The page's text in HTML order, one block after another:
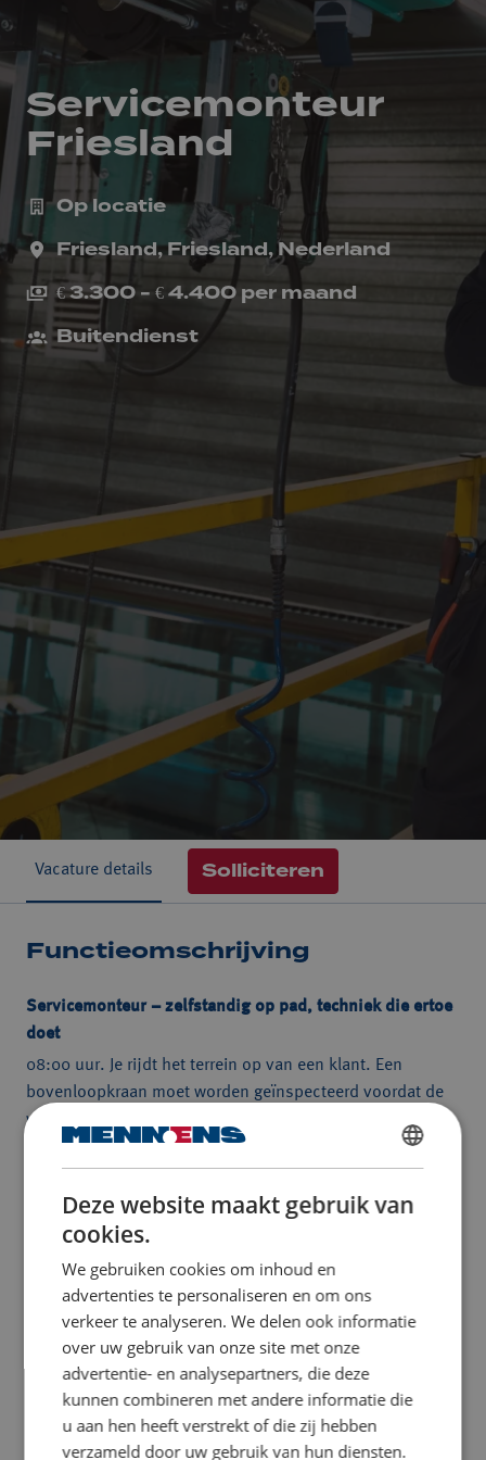
Servicemonteur
Friesland
Op locatie
Friesland , Friesland , Nederland
€ 3.300 - € 4.400 per maand
Buitendienst
Vacature details Solliciteren
Functieomschrijving
Servicemonteur – zelfstandig op pad, techniek die ertoe
doet
08:00 uur. Je rijdt het terrein op van een klant. Een
bovenloopkraan moet worden geïnspecteerd voordat de
werkzaamheden verder kunnen. Je meldt je aan, loopt
samen met de klant de situatie door en gaat aan de slag.
hijsmiddelen en lost storingen op wanneer dat nodig is.
De ene dag werk je bij een waterschap of industrieel
bedrijf, de andere dag op een vliegveld, in een pretpark of
bij Defensie. Geen locatie en geen dag is hetzelfde.
Naast techniek draait het ook om mensen. Je hebt veel
contact met klanten, bouwt een relatie op en adviseert
over veiligheid en onderhoud. Dankzij jouw werk kunnen
klanten veilig en zonder zorgen verder.
Dat is vakwerk. Dat is een Sterk Staaltje Werk.
DUTCH
ENGLISH TRANSLATION
Deze website maakt gebruik van
cookies.
We gebruiken cookies om inhoud en
advertenties te personaliseren en om ons
verkeer te analyseren. We delen ook informatie
over uw gebruik van onze site met onze
advertentie- en analysepartners, die deze
kunnen combineren met andere informatie die
u aan hen heeft verstrekt of die zij hebben
verzameld door uw gebruik van hun diensten.